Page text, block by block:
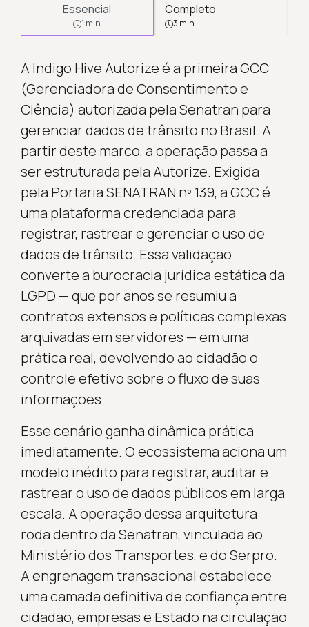
Essencial
1 min
Completo
3 min
A Indigo Hive Autorize é a primeira GCC
(Gerenciadora de Consentimento e
Ciência) autorizada pela Senatran para
gerenciar dados de trânsito no Brasil. A
partir deste marco, a operação passa a
ser estruturada pela Autorize. Exigida
pela Portaria SENATRAN nº 139, a GCC é
uma plataforma credenciada para
registrar, rastrear e gerenciar o uso de
dados de trânsito. Essa validação
converte a burocracia jurídica estática da
LGPD — que por anos se resumiu a
contratos extensos e políticas complexas
arquivadas em servidores — em uma
prática real, devolvendo ao cidadão o
controle efetivo sobre o fluxo de suas
informações.
Esse cenário ganha dinâmica prática
imediatamente. O ecossistema aciona um
modelo inédito para registrar, auditar e
rastrear o uso de dados públicos em larga
escala. A operação dessa arquitetura
roda dentro da Senatran, vinculada ao
Ministério dos Transportes, e do Serpro.
A engrenagem transacional estabelece
uma camada definitiva de confiança entre
cidadão, empresas e Estado na circulação